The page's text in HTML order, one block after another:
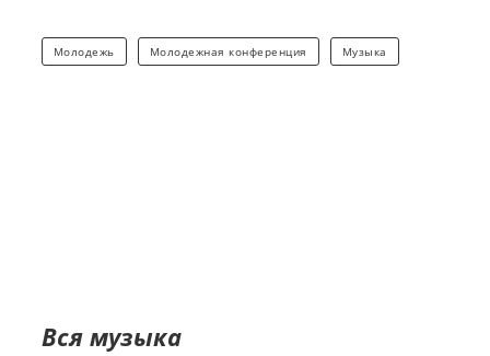
Молодежь Молодежная конференция Музыка
Вся музыка